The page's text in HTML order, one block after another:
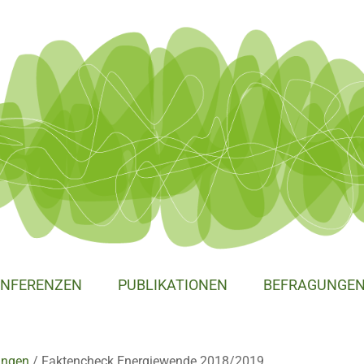
PUBLIKATIONEN BEFRAGUNGEN